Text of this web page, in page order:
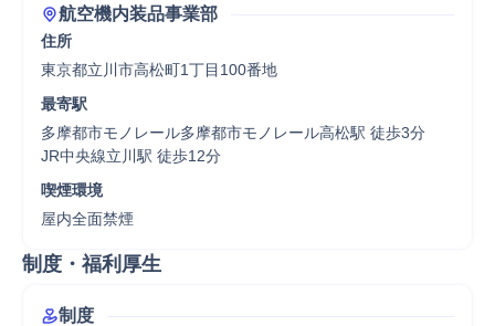
航空機内装品事業部
住所
東京都立川市高松町1丁目100番地
最寄駅
多摩都市モノレール多摩都市モノレール高松駅 徒歩3分
JR中央線立川駅 徒歩12分
喫煙環境
屋内全面禁煙
制度・福利厚生
制度